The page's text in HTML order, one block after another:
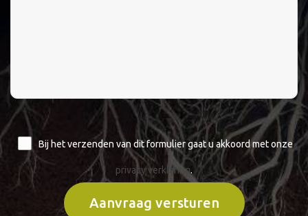
Bij het verzenden van dit formulier gaat u akkoord met onze
privacy verklaring.